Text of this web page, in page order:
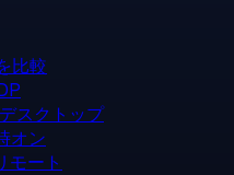
比較
スクトップ
オン
モート